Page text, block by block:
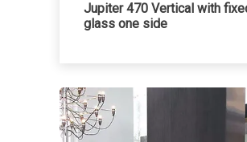
Jupiter 470 Vertical with
glass one side